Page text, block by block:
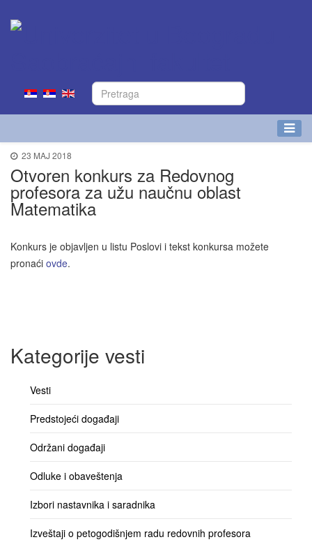
23 MAJ 2018
Otvoren konkurs za Redovnog
profesora za užu naučnu oblast
Matematika
Konkurs je objavljen u listu Poslovi i tekst konkursa možete
pronaći ovde.
Kategorije vesti
Vesti
Predstojeći događaji
Održani događaji
Odluke i obaveštenja
Izbori nastavnika i saradnika
Izveštaji o petogodišnjem radu redovnih profesora